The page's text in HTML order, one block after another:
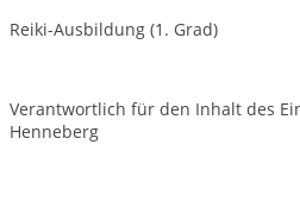
Reiki-Ausbildung (1. Grad)
Verantwortlich für den Inhalt des
Henneberg